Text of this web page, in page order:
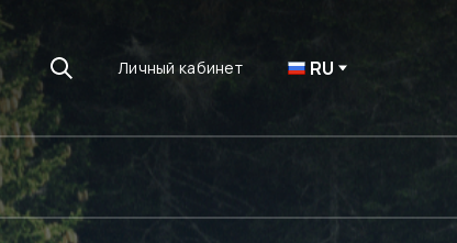
Личный кабинет RU